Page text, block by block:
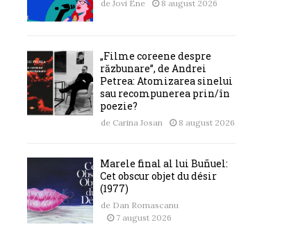
de Jovi Ene 8 august 2026
„Filme coreene despre
răzbunare”, de Andrei
Petrea: Atomizarea sinelui
sau recompunerea prin/în
poezie?
de Carina Josan 8 august 2026
Marele final al lui Buñuel:
Cet obscur objet du désir
(1977)
de Dan Romascanu
7 august 2026